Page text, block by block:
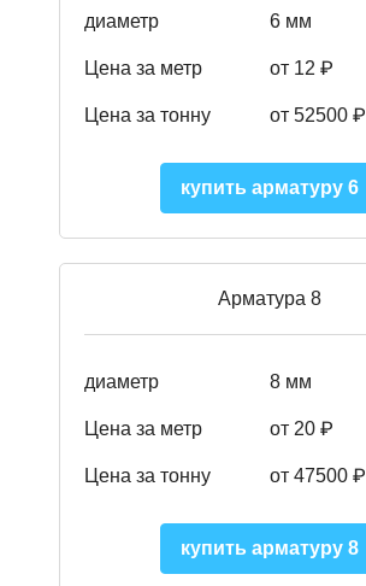
диаметр 6 мм
Цена за метр от 12 ₽
Цена за тонну от 52500 ₽
купить арматуру 6
Арматура 8
диаметр 8 мм
Цена за метр от 20 ₽
Цена за тонну от 47500 ₽
купить арматуру 8